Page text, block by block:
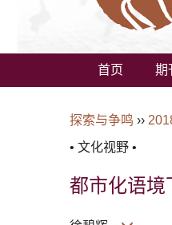
首页 期
探索与争鸣 ››
• 文化视野 •
都市化语境